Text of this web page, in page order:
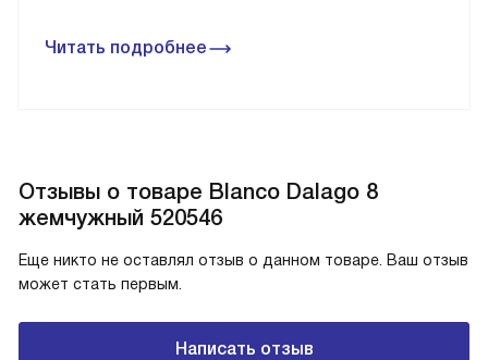
Читать подробнее
Отзывы о товаре Blanco Dalago 8
жемчужный 520546
Еще никто не оставлял отзыв о данном товаре. Ваш отзыв
может стать первым.
Написать отзыв